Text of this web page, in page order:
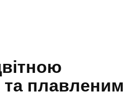
та плавленим